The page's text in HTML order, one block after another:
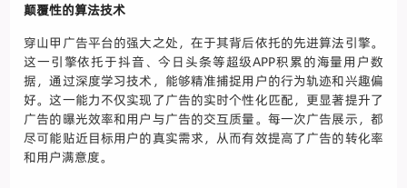
颠覆性的算法技术
穿山甲广告平台的强大之处，在于其背后依托的先进算法引擎。
这一引擎依托于抖音、今日头条等超级APP积累的海量用户数
据，通过深度学习技术，能够精准捕捉用户的行为轨迹和兴趣偏
好。这一能力不仅实现了广告的实时个性化匹配，更显著提升了
广告的曝光效率和用户与广告的交互质量。每一次广告展示，都
尽可能贴近目标用户的真实需求，从而有效提高了广告的转化率
和用户满意度。